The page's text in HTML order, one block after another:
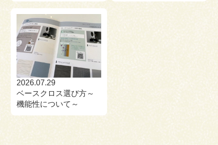
2026.07.29
ベースクロス選び方～
機能性について～